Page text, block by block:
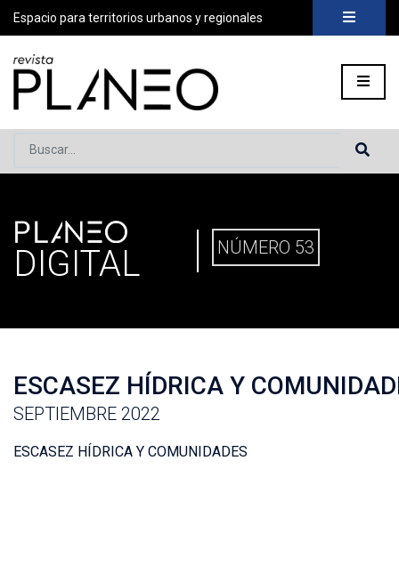
Espacio para territorios urbanos y regionales
Buscar...
PORTADA »PLANEO DIGITAL »PLANEO 53 | ESCASEZ
PLANEO
DIGITAL
NÚMERO 53
ESCASEZ HÍDRICA Y
SEPTIEMBRE 2022
ESCASEZ HÍDRICA Y COMUNIDADES